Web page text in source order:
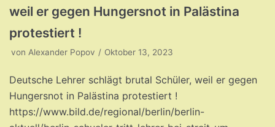
weil er gegen Hungersnot in Palästina
protestiert !
von Alexander Popov Oktober 13, 2023
Deutsche Lehrer schlägt brutal Schüler, weil er gegen
Hungersnot in Palästina protestiert !
https://www.bild.de/regional/berlin/berlin-